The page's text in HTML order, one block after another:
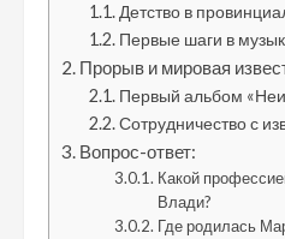
Детство в
Первые шаги в
Прорыв и мировая
Первый альбом
Сотрудничество с
Вопрос-ответ:
Какой
Влади?
Где родилась